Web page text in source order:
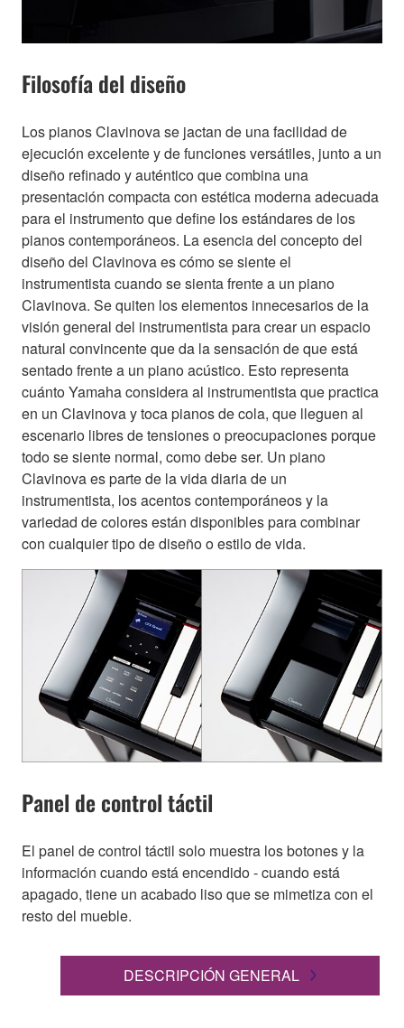
Filosofía del diseño
Los pianos Clavinova se jactan de una facilidad de
ejecución excelente y de funciones versátiles, junto a un
diseño refinado y auténtico que combina una
presentación compacta con estética moderna adecuada
para el instrumento que define los estándares de los
pianos contemporáneos. La esencia del concepto del
diseño del Clavinova es cómo se siente el
instrumentista cuando se sienta frente a un piano
Clavinova. Se quiten los elementos innecesarios de la
visión general del instrumentista para crear un espacio
natural convincente que da la sensación de que está
sentado frente a un piano acústico. Esto representa
cuánto Yamaha considera al instrumentista que practica
en un Clavinova y toca pianos de cola, que lleguen al
escenario libres de tensiones o preocupaciones porque
todo se siente normal, como debe ser. Un piano
Clavinova es parte de la vida diaria de un
instrumentista, los acentos contemporáneos y la
variedad de colores están disponibles para combinar
con cualquier tipo de diseño o estilo de vida.
Panel de control táctil
El panel de control táctil solo muestra los botones y la
información cuando está encendido - cuando está
apagado, tiene un acabado liso que se mimetiza con el
resto del mueble.
DESCRIPCIÓN GENERAL